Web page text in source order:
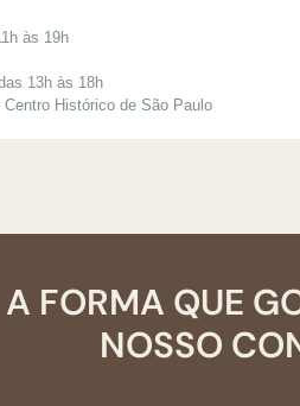
às 19h
13h às 18h
Histórico de São Paulo
FORMA QUE
NOSSO